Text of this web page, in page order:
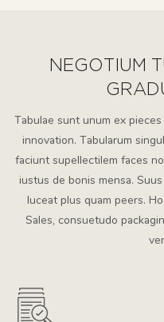
NEGOTIUM
Tabulae sunt unum ex
innovation. Tabularum
faciunt supellectilem faces
iustus de bonis mensa.
luceat plus quam peers.
Sales, consuetudo